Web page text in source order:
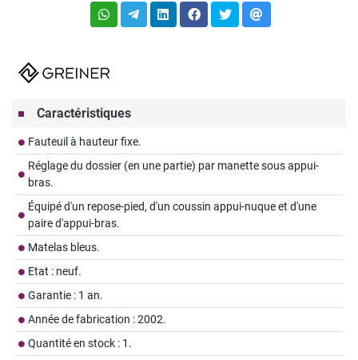
Caractéristiques
Fauteuil à hauteur fixe.
Réglage du dossier (en une partie) par manette sous appui-
bras.
Équipé d'un repose-pied, d'un coussin appui-nuque et d'une
paire d'appui-bras.
Matelas bleus.
Etat : neuf.
Garantie : 1 an.
Année de fabrication : 2002.
Quantité en stock : 1.